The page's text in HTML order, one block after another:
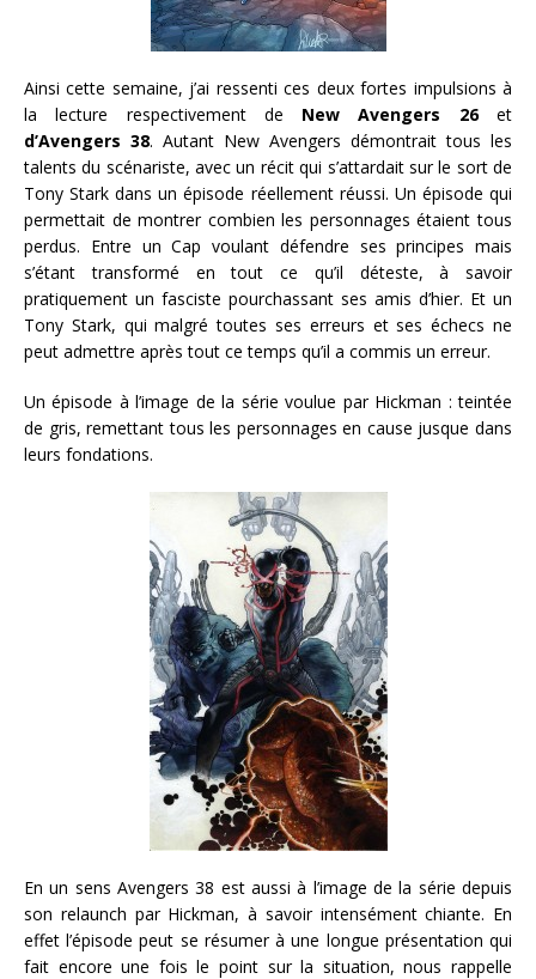
Ainsi cette semaine, j’ai ressenti ces deux fortes impulsions à
la lecture respectivement de New Avengers 26et
d’Avengers 38. Autant New Avengers démontrait tous les
talents du scénariste, avec un récit qui s’attardait sur le sort de
Tony Stark dans un épisode réellement réussi. Un épisode qui
permettait de montrer combien les personnages étaient tous
perdus. Entre un Cap voulant défendre ses principes mais
s’étant transformé en tout ce qu’il déteste, à savoir
pratiquement un fasciste pourchassant ses amis d’hier. Et un
Tony Stark, qui malgré toutes ses erreurs et ses échecs ne
peut admettre après tout ce temps qu’il a commis un erreur.
Un épisode à l’image de la série voulue par Hickman : teintée
de gris, remettant tous les personnages en cause jusque dans
leurs fondations.
En un sens Avengers 38 est aussi à l’image de la série depuis
son relaunch par Hickman, à savoir intensément chiante. En
effet l’épisode peut se résumer à une longue présentation qui
fait encore une fois le point sur la situation, nous rappelle